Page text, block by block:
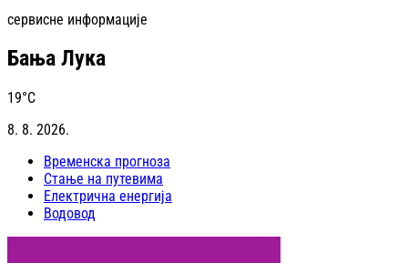
сервисне информације
Бања Лука
19°C
8. 8. 2026.
Временска прогноза
Стање на путевима
Електрична енергија
Водовод